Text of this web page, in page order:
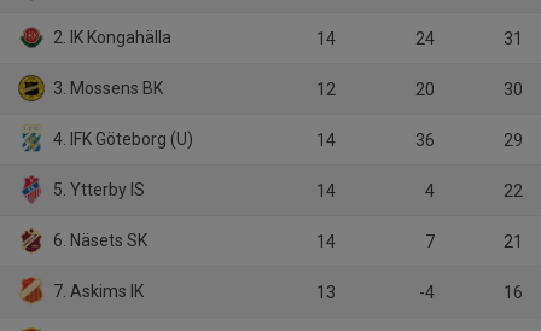
2. IK Kongahälla 14 24 31
3. Mossens BK 12 20 30
4. IFK Göteborg (U) 14 36 29
5. Ytterby IS 14 4 22
6. Näsets SK 14 7 21
7. Askims IK 13 -4 16